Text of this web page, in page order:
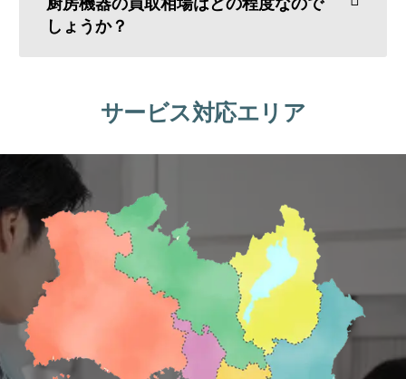
しょうか？
サービス対応エリア